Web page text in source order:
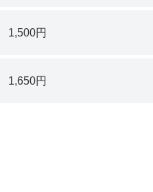
1,500円
1,650円